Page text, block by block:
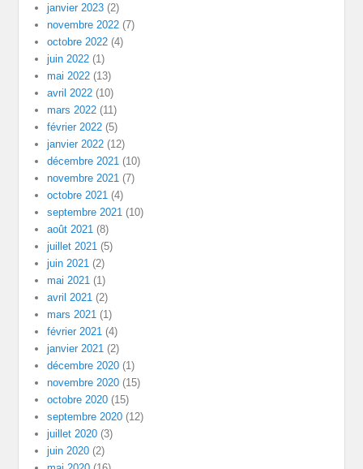
janvier 2023 (2)
novembre 2022 (7)
octobre 2022 (4)
juin 2022 (1)
mai 2022 (13)
avril 2022 (10)
mars 2022 (11)
février 2022 (5)
janvier 2022 (12)
décembre 2021 (10)
novembre 2021 (7)
octobre 2021 (4)
septembre 2021 (10)
août 2021 (8)
juillet 2021 (5)
juin 2021 (2)
mai 2021 (1)
avril 2021 (2)
mars 2021 (1)
février 2021 (4)
janvier 2021 (2)
décembre 2020 (1)
novembre 2020 (15)
octobre 2020 (15)
septembre 2020 (12)
juillet 2020 (3)
juin 2020 (2)